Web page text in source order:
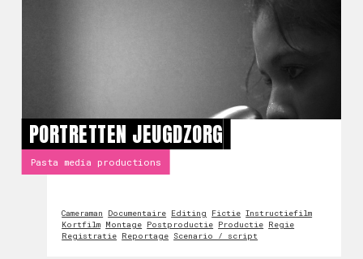
PORTRETTEN JEUGDZORG
Pasta media productions
Cameraman Documentaire Editing Fictie Instructiefilm
Kortfilm Montage Postproductie Productie Regie
Registratie Reportage Scenario / script